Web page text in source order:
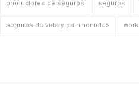
productores de seguros seguros
seguros de vida y patrimoniales work